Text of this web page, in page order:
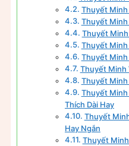
Thuyết Minh
Thuyết Minh
Thuyết Minh
Thuyết Minh
Thuyết Minh
Thuyết Minh
Thuyết Minh
Thuyết Minh
Thích Dài Hay
Thuyết
Hay Ngắn
Thuyết